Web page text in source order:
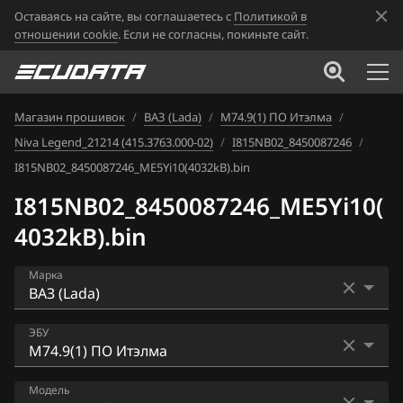
Оставаясь на сайте, вы соглашаетесь с Политикой в
отношении cookie. Если не согласны, покиньте сайт.
Магазин прошивок / ВАЗ (Lada) / М74.9(1) ПО Итэлма /
Niva Legend_21214 (415.3763.000-02) / I815NB02_8450087246 /
I815NB02_8450087246_ME5Yi10(4032kB).bin
I815NB02_8450087246_ME5Yi10(
4032kB).bin
Марка
Acura
Alfa Romeo
ЭБУ
Bosch ME17.9.7
Модель